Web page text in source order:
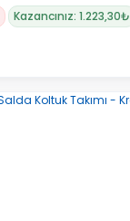
Kazancınız: 1.223,30₺